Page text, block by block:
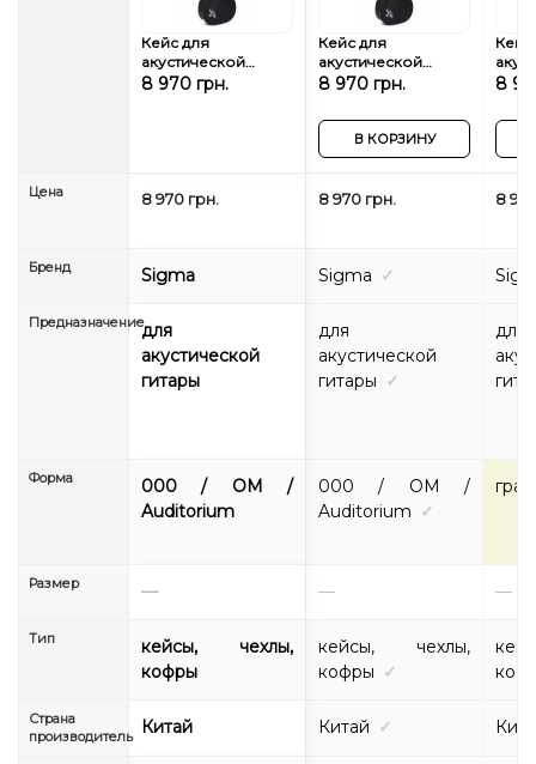
Кейс для
акустической
гитары Sigma SC-
8 970 грн.
Кейс для
акустической
гитары Sigma SC-
8 970 грн.
В КОРЗИНУ
Кейс
8
Цена 8 970 грн. 8 970 грн. 8
Бренд Sigma Sigma ✓
Предназначениедля
акустической
гитары
для
акустической
гитары ✓
для
Форма
000 / OM /
Auditorium
000 / OM /
Auditorium ✓
Размер — — —
Тип
кейсы, чехлы,
кофры
кейсы, чехлы,
кофры ✓
Страна
производитель
Китай Китай ✓